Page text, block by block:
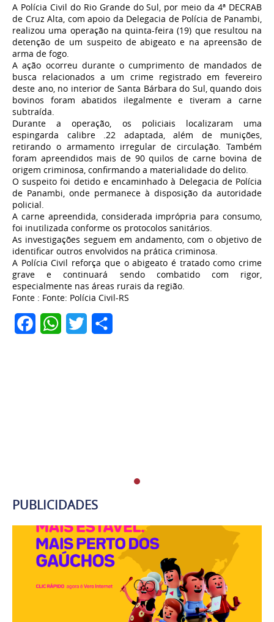
A Polícia Civil do Rio Grande do Sul, por meio da 4ª DECRAB
de Cruz Alta, com apoio da Delegacia de Polícia de Panambi,
realizou uma operação na quinta-feira (19) que resultou na
detenção de um suspeito de abigeato e na apreensão de
arma de fogo.
A ação ocorreu durante o cumprimento de mandados de
busca relacionados a um crime registrado em fevereiro
deste ano, no interior de Santa Bárbara do Sul, quando dois
bovinos foram abatidos ilegalmente e tiveram a carne
subtraída.
Durante a operação, os policiais localizaram uma
espingarda calibre .22 adaptada, além de munições,
retirando o armamento irregular de circulação. Também
foram apreendidos mais de 90 quilos de carne bovina de
origem criminosa, confirmando a materialidade do delito.
O suspeito foi detido e encaminhado à Delegacia de Polícia
de Panambi, onde permanece à disposição da autoridade
policial.
A carne apreendida, considerada imprópria para consumo,
foi inutilizada conforme os protocolos sanitários.
As investigações seguem em andamento, com o objetivo de
identificar outros envolvidos na prática criminosa.
A Polícia Civil reforça que o abigeato é tratado como crime
grave e continuará sendo combatido com rigor,
especialmente nas áreas rurais da região.
Fonte : Fonte: Polícia Civil-RS
FacebookWhatsApp
Twitter
PUBLICIDADES